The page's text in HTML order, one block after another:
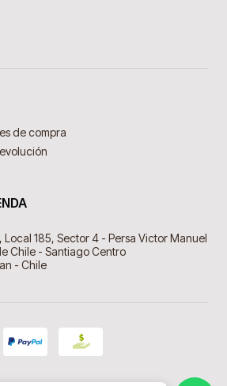
de compra
185, Sector 4 - Persa Victor Manuel
Chile - Santiago Centro
- Chile